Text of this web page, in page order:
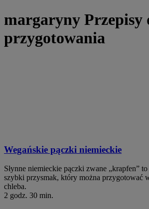
margaryny Przepisy
przygotowania
Wegańskie pączki niemieckie
Słynne niemieckie pączki zwane „krapfen”
szybki przysmak, który można przygotować
chleba.
2 godz. 30 min.